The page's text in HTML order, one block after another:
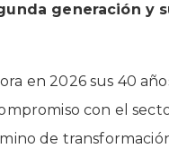
generación y
en 2026 sus 40
con el
de